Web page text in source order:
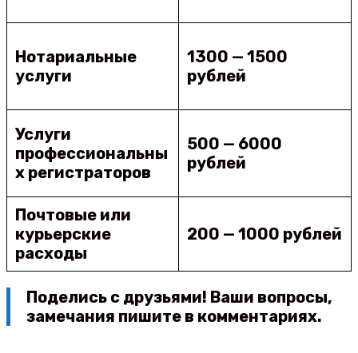
Нотариальные
услуги
1300 — 1500
рублей
Услуги
профессиональны
х регистраторов
500 — 6000
рублей
Почтовые или
курьерские
расходы
200 — 1000 рублей
Поделись с друзьями! Ваши вопросы,
замечания пишите в комментариях.